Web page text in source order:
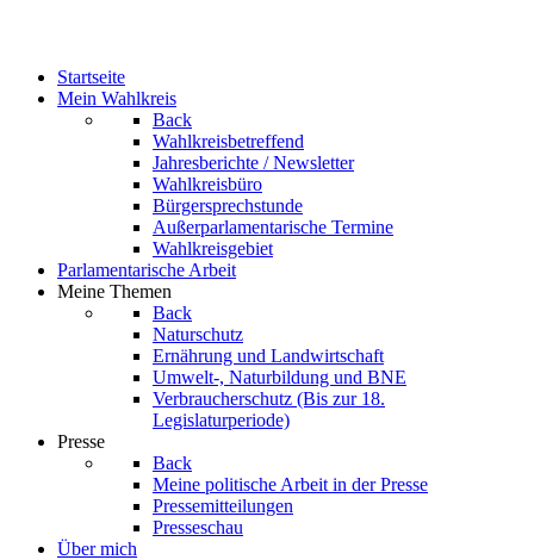
Startseite
Mein Wahlkreis
Back
Wahlkreisbetreffend
Jahresberichte / Newsletter
Wahlkreisbüro
Bürgersprechstunde
Außerparlamentarische Termine
Wahlkreisgebiet
Parlamentarische Arbeit
Meine Themen
Back
Naturschutz
Ernährung und Landwirtschaft
Umwelt-, Naturbildung und BNE
Verbraucherschutz (Bis zur 18.
Legislaturperiode)
Presse
Back
Meine politische Arbeit in der Presse
Pressemitteilungen
Presseschau
Über mich